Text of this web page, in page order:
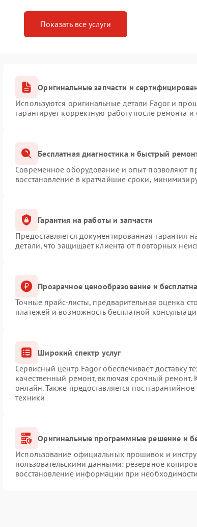
Показать все услуги
Оригинальные запчасти и
Используются оригинальные детали Fagor и
гарантирует корректную работу после ремонта
Бесплатная диагностика и быстрый
Современное оборудование и опыт позволяют
восстановление в кратчайшие сроки,
Гарантия на работы и запчасти
Предоставляется документированная
детали, что защищает клиента от повторных
Прозрачное ценообразование и
Точные прайс-листы, предварительная оценка
платежей и возможность бесплатной
Широкий спектр услуг
Сервисный центр Fagor обеспечивает доставку
качественный ремонт, включая срочный ремонт.
онлайн. Также предоставляется
техники
Оригинальные программные решение и
Использование официальных прошивок и
пользовательскими данными: резервное
восстановление информации при необходимости